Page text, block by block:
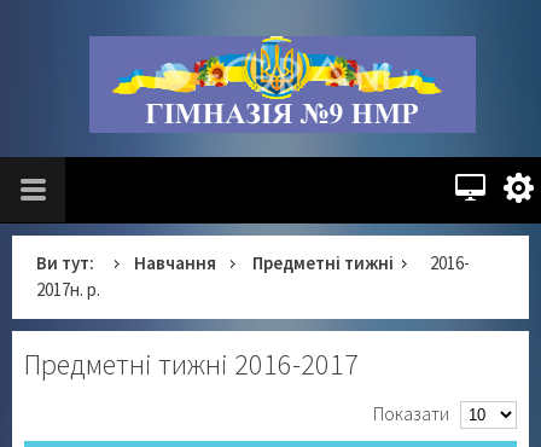
Ви тут: Навчання Предметні тижні
2016-
2017н. р.
Предметні тижні 2016-2017
Показати